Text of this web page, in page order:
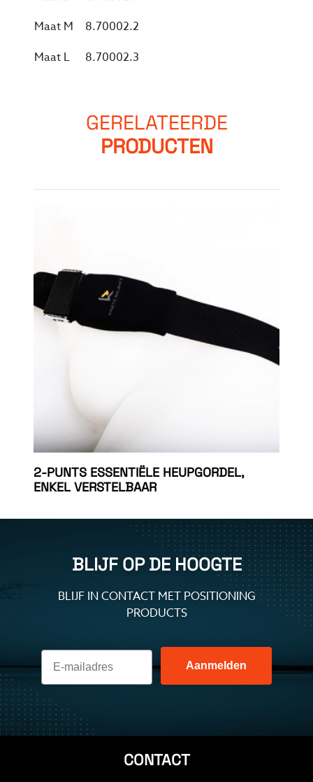
Maat M
8.70002.2
Maat L
8.70002.3
GERELATEERDE
PRODUCTEN
2-PUNTS ESSENTIËLE HEUPGORDEL,
ENKEL VERSTELBAAR
BLIJF OP DE HOOGTE
BLIJF IN CONTACT MET POSITIONING
PRODUCTS
Aanmelden
CONTACT